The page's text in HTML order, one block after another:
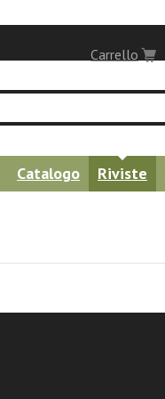
Carrello
Catalogo Riviste